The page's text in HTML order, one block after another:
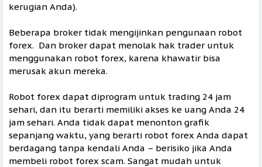
kerugian Anda).
Beberapa broker tidak mengijinkan pengunaan robot
forex. Dan broker dapat menolak hak trader untuk
menggunakan robot forex, karena khawatir bisa
merusak akun mereka.
Robot forex dapat diprogram untuk trading 24 jam
sehari, dan itu berarti memiliki akses ke uang Anda 24
jam sehari. Anda tidak dapat menonton grafik
sepanjang waktu, yang berarti robot forex Anda dapat
berdagang tanpa kendali Anda – berisiko jika Anda
membeli robot forex scam. Sangat mudah untuk